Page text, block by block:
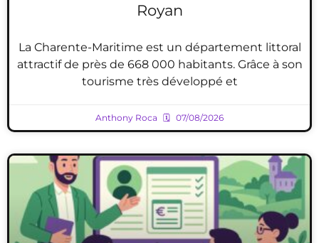
Royan
La Charente-Maritime est un département littoral
attractif de près de 668 000 habitants. Grâce à son
tourisme très développé et
Anthony Roca 07/08/2026